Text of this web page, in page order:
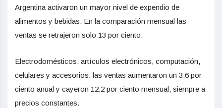
Argentina activaron un mayor nivel de expendio de
alimentos y bebidas. En la comparación mensual las
ventas se retrajeron solo 13 por ciento.
Electrodomésticos, artículos electrónicos, computación,
celulares y accesorios: las ventas aumentaron un 3,6 por
ciento anual y cayeron 12,2 por ciento mensual, siempre a
precios constantes.